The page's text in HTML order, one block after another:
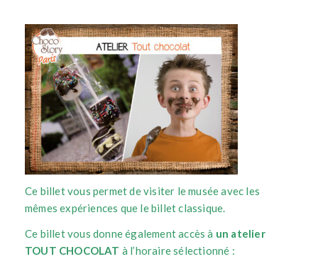
Ce billet vous permet de visiter le musée avec les
mêmes expériences que le billet classique.
Ce billet vous donne également accès à un atelier
TOUT CHOCOLAT à l’horaire sélectionné :